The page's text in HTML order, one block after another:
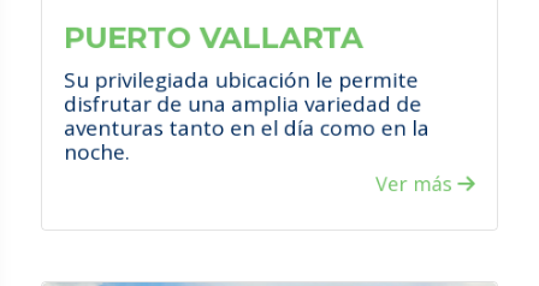
PUERTO VALLARTA
Su privilegiada ubicación le permite
disfrutar de una amplia variedad de
aventuras tanto en el día como en la
noche.
Ver más
bares, cafés y clubes nocturnos que se
despliegan por toda la ciudad.
VER PROMOCIONES